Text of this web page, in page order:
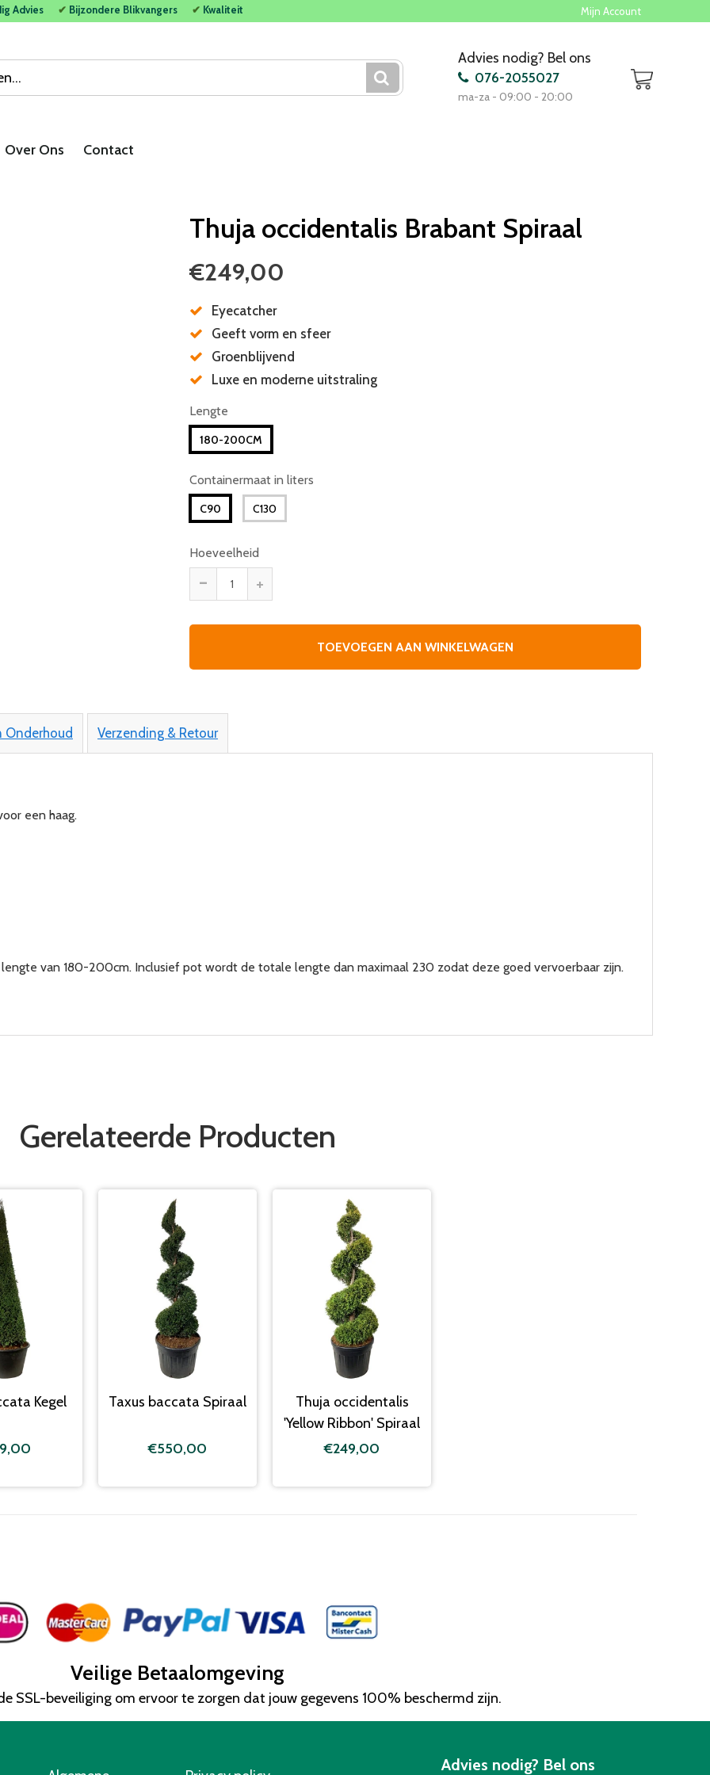
Advies ✔ Bijzondere Blikvangers ✔ Kwaliteit Mijn Account
Advies nodig? Bel ons
076-2055027
ma-za - 09:00 - 20:00
Over Ons Contact
Thuja occidentalis Brabant Spiraal
€249,00
Eyecatcher
Geeft vorm en sfeer
Groenblijvend
Luxe en moderne uitstraling
Lengte
180-200CM
Containermaat in liters
C90 C130
Hoeveelheid
- +
TOEVOEGEN AAN WINKELWAGEN
Onderhoud Verzending & Retour
een haag.
van 180-200cm. Inclusief pot wordt de totale lengte dan maximaal 230 zodat deze goed vervoerbaar zijn.
Gerelateerde Producten
Kegel Taxus baccata Spiraal
€550,00
Thuja occidentalis
'Yellow Ribbon' Spiraal
€249,00
Veilige Betaalomgeving
SSL-beveiliging om ervoor te zorgen dat jouw gegevens 100% beschermd zijn.
Advies nodig? Bel ons